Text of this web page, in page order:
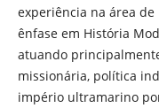
experiência na área
ênfase em História
atuando
missionária, política
império ultramarino